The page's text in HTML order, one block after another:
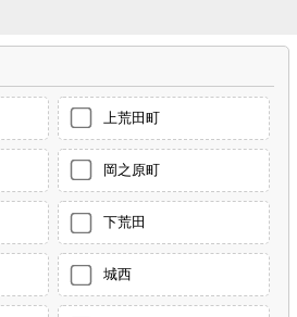
上荒田町
岡之原町
下荒田
城西